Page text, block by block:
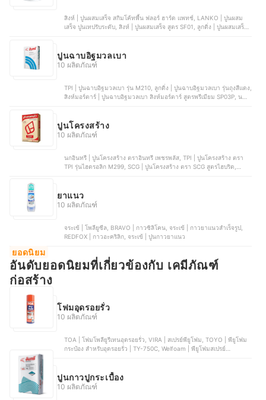
สิงห์ | ปูนผสมเสร็จ สกิมโค้ทพื้น ฟลอร์ ฮาร์ด แพทช์, LANKO | ปูนผสม
เสร็จ ปูนเทปรับระดับ, สิงห์ | ปูนผสมเสร็จ สูตร SF01, ลูกดิ่ง | ปูนผสมเสร็จ
ปูนฉาบอิฐมวลเบา
10 ผลิตภัณฑ์
TPI | ปูนฉาบอิฐมวลเบา รุ่น M210, ลูกดิ่ง | ปูนฉาบอิฐมวลเบา รุ่นถุงสีแดง,
สิงห์มอร์ตาร์ | ปูนฉาบอิฐมวลเบา สิงห์มอร์ตาร์ สูตรพรีเมียม SP03P, นก
ปูนโครงสร้าง
10 ผลิตภัณฑ์
นกอินทรี | ปูนโครงสร้าง ตราอินทรี เพชรพลัส, TPI | ปูนโครงสร้าง ตรา
TPI รุ่นไฮดรอลิก M299, SCG | ปูนโครงสร้าง ตรา SCG สูตรไฮบริด,
ยาแนว
10 ผลิตภัณฑ์
จระเข้ | โพลียูซีล, BRAVO | กาวซิลิโคน, จระเข้ | กาวยาแนวสำเร็จรูป,
REDFOX | กาวอะคริลิก, จระเข้ | ปูนกาวยาแนว
ยอดนิยม
อันดับยอดนิยมที่เกี่ยวข้องกับ เคมีภัณฑ์
ก่อสร้าง
โฟมอุดรอยรั่ว
10 ผลิตภัณฑ์
TOA | โฟมโพลียูรีเทนอุดรอยรั่ว, VIRA | สเปรย์พียูโฟม, TOYO | พียูโฟม
กระป๋อง สำหรับอุดรอยรั่ว | TY-750C, Welfoam | พียูโฟมสเปรย์
ปูนกาวปูกระเบื้อง
10 ผลิตภัณฑ์